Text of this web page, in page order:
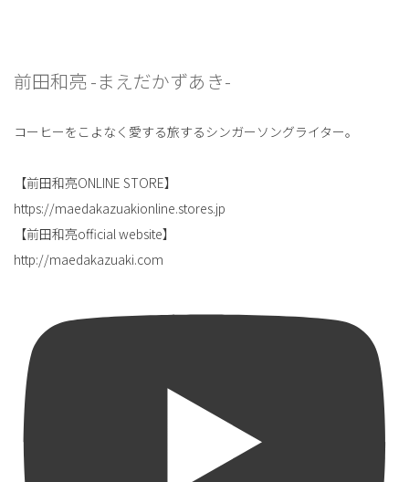
前田和亮 -まえだかずあき-
コーヒーをこよなく愛する旅するシンガーソングライター。
【前田和亮ONLINE STORE】
https://maedakazuakionline.stores.jp
【前田和亮official website】
http://maedakazuaki.com